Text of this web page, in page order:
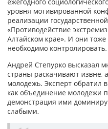
уровня мотивированной
реализации
«Противодействие
Алтайском крае». И они
необходимо контролировать.
Андрей Степурко высказал
страны раскачивают извне,
молодежь. Эксперт обратил
как объединение молодежи
демонстрация ими
слабыми.